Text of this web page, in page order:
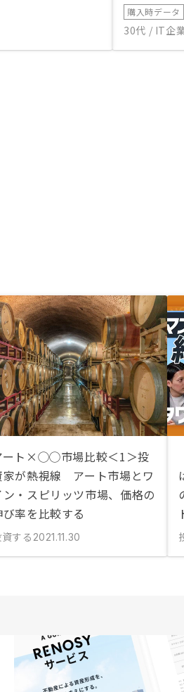
購入時データ
30代 / IT企
ート×◯◯市場比較＜1＞投
家が熱視線 アート市場とワ
ン・スピリッツ市場、価格の
び率を比較する
する 2021.11.30